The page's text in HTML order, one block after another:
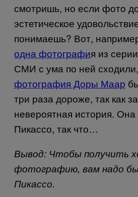
смотришь, но если фото
эстетическое
понимаешь? Вот,
одна фотография из
СМИ с ума по ней
фотография Доры Маар
три раза дороже, так как
невероятная история.
Пикассо, так что…
Вывод: Чтобы получить
фотографию, вам надо
Пикассо.